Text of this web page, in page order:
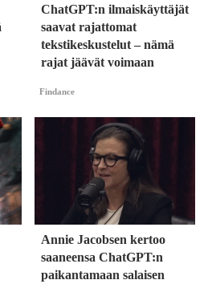
ChatGPT:n ilmaiskäyttäjät
saavat rajattomat
tekstikeskustelut – nämä
rajat jäävät voimaan
Findance
Annie Jacobsen kertoo
saaneensa ChatGPT:n
paikantamaan salaisen